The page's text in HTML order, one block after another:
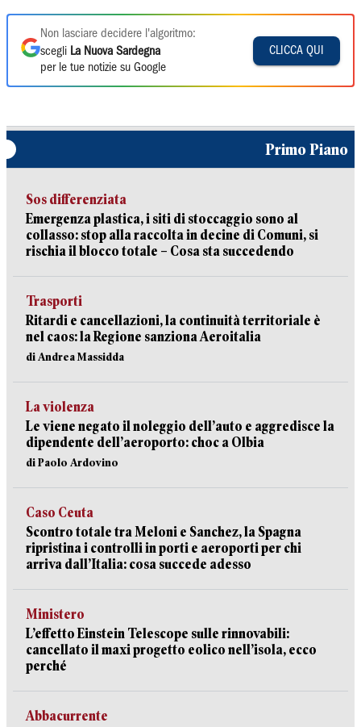
Non lasciare decidere l'algoritmo:
scegli La Nuova Sardegna
per le tue notizie su Google
CLICCA QUI
Primo Piano
Sos differenziata
Emergenza plastica, i siti di stoccaggio sono al
collasso: stop alla raccolta in decine di Comuni, si
rischia il blocco totale – Cosa sta succedendo
Trasporti
Ritardi e cancellazioni, la continuità territoriale è
nel caos: la Regione sanziona Aeroitalia
di Andrea Massidda
La violenza
Le viene negato il noleggio dell’auto e aggredisce la
dipendente dell’aeroporto: choc a Olbia
di Paolo Ardovino
Caso Ceuta
Scontro totale tra Meloni e Sanchez, la Spagna
ripristina i controlli in porti e aeroporti per chi
arriva dall’Italia: cosa succede adesso
Ministero
L’effetto Einstein Telescope sulle rinnovabili:
cancellato il maxi progetto eolico nell’isola, ecco
perché
Abbacurrente